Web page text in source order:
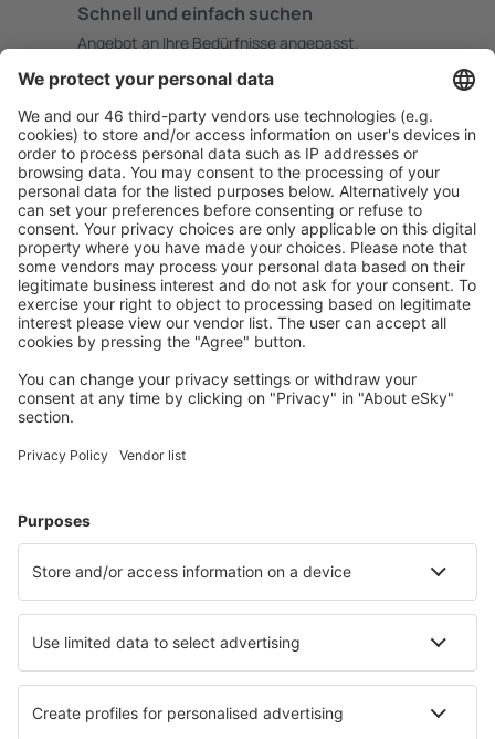
Schnell und einfach suchen
Angebot an Ihre Bedürfnisse angepasst.
Sicher planen
Buchen ohne Sorgen mit einer kostenlosen
Stornierungsoption.
Mehr sparen
Attraktive Preise und Spezialangebote für eingeloggte
Benutzer.
Unterkünfte, die Sie mögen
Wählen Sie aus über 1,3 Millionen Unterkünften: Hotels,
Meist gesuchte Unterkünfte von eSky Nutzern
Unterkunft in Durres Unterkunft in Tirana
Unterkunft in Golem Unterkunft in Borsh
Unterkunft in Fier Unterkunft Qerret